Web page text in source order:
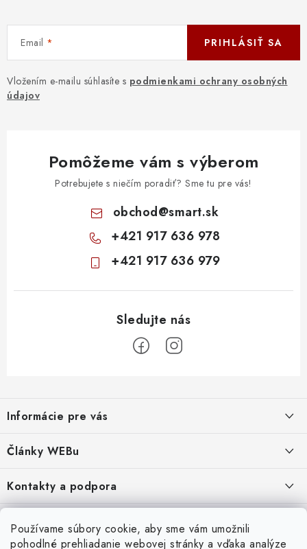
Používame súbory cookie, aby sme vám umožnili
pohodlné prehliadanie webovej stránky a vďaka analýze
Email
Vložením e-mailu súhlasíte s podmienkami ochrany osobných
údajov
PRIHLÁSIŤ SA
Pomôžeme vám s výberom
Potrebujete s niečím poradiť? Sme tu pre vás!
obchod@smart.sk
+421 917 636 978
+421 917 636 979
p
ä
e
Informácie pre vás
Obchodné podmienky
Moja objednávka
Odstúpenie od zmluvy
Články WEBu
16.6.2026
Nákup na splátky
23.10.2022
Kontakty a podpora
Predajňa a sídlo spoločnosti
2.8.2022
Servisné služby